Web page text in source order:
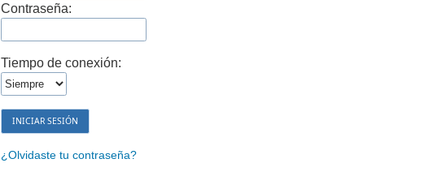
Contraseña:
Tiempo de conexión:
¿Olvidaste tu contraseña?